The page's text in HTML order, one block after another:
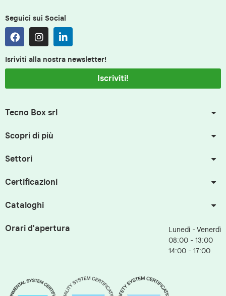
Seguici sui Social
Isriviti alla nostra newsletter!
Iscriviti!
Tecno Box srl
Scopri di più
Settori
Certificazioni
Cataloghi
Orari d'apertura
Lunedì - Venerdì
08:00 - 13:00
14:00 - 17:00